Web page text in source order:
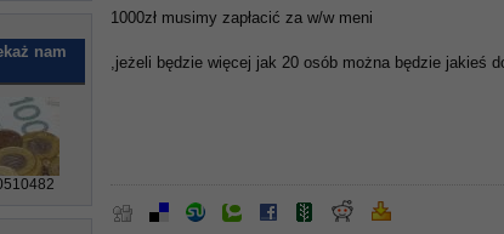
nam
1000zł musimy zapłacić za w/w meni
,jeżeli będzie więcej jak 20 osób można będzie jakieś